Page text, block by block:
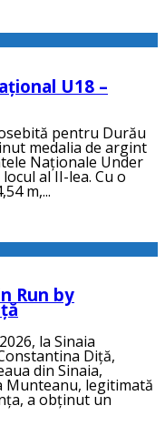
U18 –
pentru Durău
medalia de argint
Naționale Under
al II-lea. Cu o
m,...
Run by
la Sinaia
Diță,
din Sinaia,
Munteanu, legitimată
a obținut un